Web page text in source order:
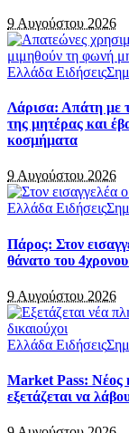
9 Αυγούστου 2026
Ελλάδα Ειδήσεις
Λάρισα: Απάτη με
της μητέρας και
κοσμήματα
9 Αυγούστου 2026
Ελλάδα Ειδήσεις
Πάρος: Στον
θάνατο του
9 Αυγούστου 2026
Ελλάδα Ειδήσεις
Market Pass: Νέος
εξετάζεται να